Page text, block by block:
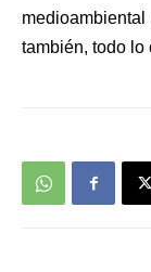
también, todo lo